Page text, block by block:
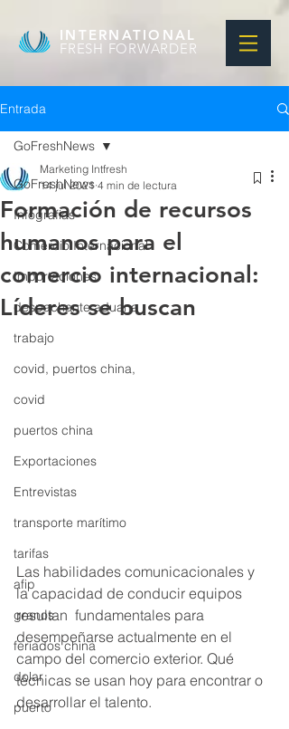
INTERNATIONAL
FRESH FORWARDER
Entrada
GoFreshNews
Infografias
Comercio Internacional
Importaciones
despachante aduana
trabajo
covid, puertos china,
covid
puertos china
Exportaciones
Entrevistas
transporte marítimo
tarifas
afip
granos
feriados china
dolar
puerto
GoFreshNews
Formación de recursos
humanos para el
comercio internacional:
Líderes se buscan
Marketing Intfresh
14 jul 2021 4 min de lectura
Las habilidades comunicacionales y
la capacidad de conducir equipos
resultan  fundamentales para
desempeñarse actualmente en el
campo del comercio exterior. Qué
técnicas se usan hoy para encontrar o
desarrollar el talento.